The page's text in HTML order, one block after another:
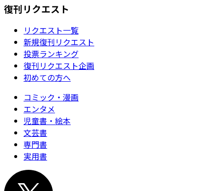
復刊リクエスト
リクエスト一覧
新規復刊リクエスト
投票ランキング
復刊リクエスト企画
初めての方へ
コミック・漫画
エンタメ
児童書・絵本
文芸書
専門書
実用書